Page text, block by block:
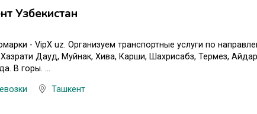
Узбекистан
- VipX uz. Организуем транспортные услуги по
Дауд, Муйнак, Хива, Карши, Шахрисабз, Термез,
В горы. ...
Ташкент